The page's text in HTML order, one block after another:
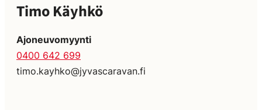
Timo Käyhkö
Ajoneuvomyynti
0400 642 699
timo.kayhko@jyvascaravan.fi